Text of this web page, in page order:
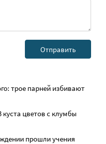
трое парней избивают
цветов с клумбы
прошли учения